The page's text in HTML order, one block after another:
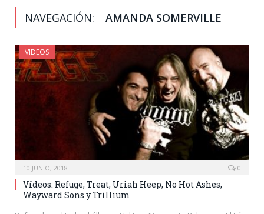
NAVEGACIÓN: AMANDA SOMERVILLE
VIDEOS
10 JUNIO, 2018 0
Vídeos: Refuge, Treat, Uriah Heep, No Hot Ashes,
Wayward Sons y Trillium